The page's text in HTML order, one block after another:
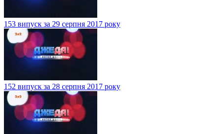
153 випуск за 29 серпня 2017 року
152 випуск за 28 серпня 2017 року